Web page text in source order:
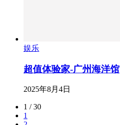
娱乐
超值体验家-广州海洋馆
2025年8月4日
1 / 30
1